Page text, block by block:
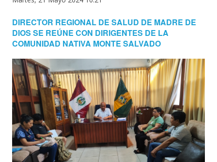
DIRECTOR REGIONAL DE SALUD DE MADRE DE
DIOS SE REÚNE CON DIRIGENTES DE LA
COMUNIDAD NATIVA MONTE SALVADO